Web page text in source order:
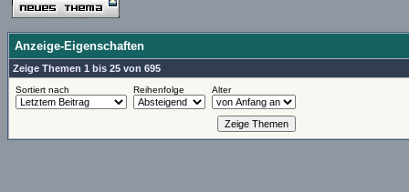
Anzeige-Eigenschaften
Zeige Themen 1 bis 25 von 695
Sortiert nach Reihenfolge Alter